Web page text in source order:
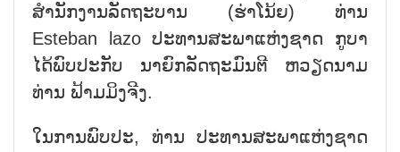
ສຳນັກງານລັດຖະບານ (ຮ່າໂນ້ຍ) ທ່ານ
Esteban lazo ປະທານສະພາແຫ່ງຊາດ ກູບາ
ໄດ້ພົບປະກັບ ນາຍົກລັດຖະມົນຕີ ຫວຽດນາມ
ທ່ານ ຟ້າມມິງຈີງ.
ໃນການພົບປະ, ທ່ານ ປະທານສະພາແຫ່ງຊາດ